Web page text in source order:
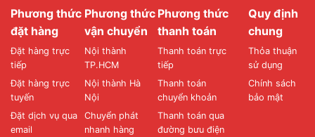
Phương thức
đặt hàng
Đặt hàng trực
tiếp
Đặt hàng trực
tuyến
Đặt dịch vụ qua
email
Phương thức
vận chuyển
Nội thành
TP.HCM
Nội thành Hà
Nội
Chuyển phát
nhanh hàng
Phương thức
thanh toán
Thanh toán trực
tiếp
Thanh toán
chuyển khoản
Thanh toán qua
đường bưu điện
Quy định
chung
Thỏa thuận
sử dụng
Chính sách
bảo mật